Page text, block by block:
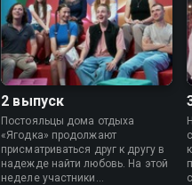
2 выпуск
Постояльцы дома отдыха
«Ягодка» продолжают
присматриваться друг к другу в
надежде найти любовь. На этой
неделе участники